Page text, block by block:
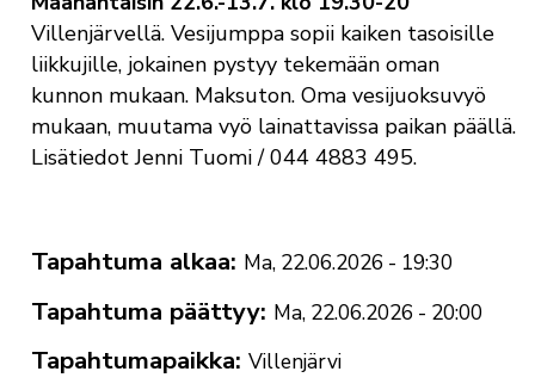
Villenjärvellä. Vesijumppa sopii kaiken tasoisille
liikkujille, jokainen pystyy tekemään oman
kunnon mukaan. Maksuton. Oma vesijuoksuvyö
mukaan, muutama vyö lainattavissa paikan päällä.
Lisätiedot Jenni Tuomi / 044 4883 495.
Tapahtuma alkaa Ma, 22.06.2026 - 19:30
Tapahtuma päättyy Ma, 22.06.2026 - 20:00
Tapahtumapaikka Villenjärvi